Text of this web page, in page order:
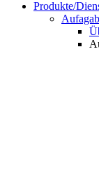
Produkte/